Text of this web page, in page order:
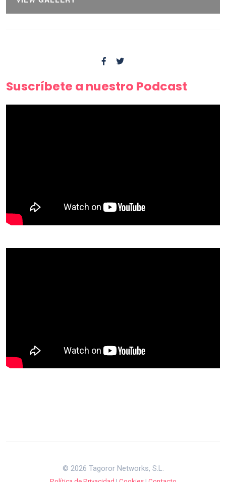
Suscríbete a nuestro Podcast
© 2026 Tagoror Networks, S.L.